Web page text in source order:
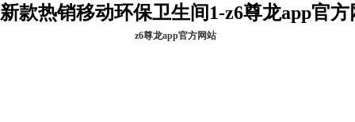
新款热销移动环保卫生间1-z6尊龙app官方
z6尊龙app官方网站